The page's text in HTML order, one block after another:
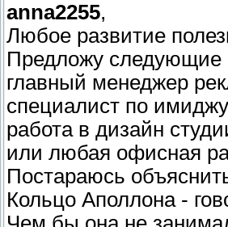
anna2255,
Любое развитие
Предложу следующие
главный менеджер
специалист по
работа в дизайн
или любая офисная
Постараюсь
Кольцо Аполлона -